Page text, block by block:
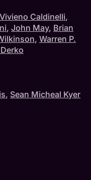
Vivieno Caldinelli,
, John May, Brian
, Warren P.
, Sean Micheal Kyer